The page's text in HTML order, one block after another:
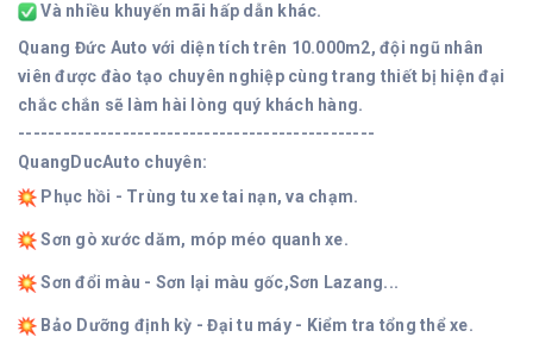
Và nhiều khuyến mãi hấp dẫn khác.
Quang Đức Auto với diện tích trên 10.000m2, đội ngũ nhân
viên được đào tạo chuyên nghiệp cùng trang thiết bị hiện đại
chắc chắn sẽ làm hài lòng quý khách hàng.
------------------------------------------------
QuangDucAuto chuyên:
Phục hồi - Trùng tu xe tai nạn, va chạm.
Sơn gò xước dăm, móp méo quanh xe.
Sơn đổi màu - Sơn lại màu gốc,Sơn Lazang...
Bảo Dưỡng định kỳ - Đại tu máy - Kiểm tra tổng thể xe.